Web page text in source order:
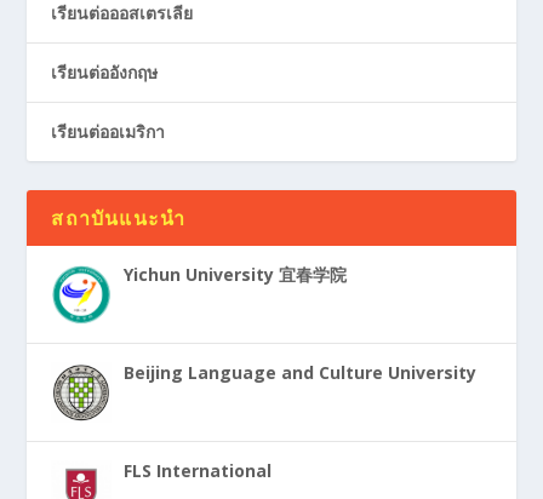
เรียนต่อออสเตรเลีย
เรียนต่ออังกฤษ
เรียนต่ออเมริกา
สถาบันแนะนำ
Yichun University 宜春学院
Beijing Language and Culture University
FLS International